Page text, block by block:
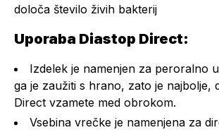
določa število živih bakterij
Uporaba Diastop Direct:
Izdelek je namenjen za peroralno
ga je zaužiti s hrano, zato je najbolje,
Direct vzamete med obrokom.
Vsebina vrečke je namenjena za